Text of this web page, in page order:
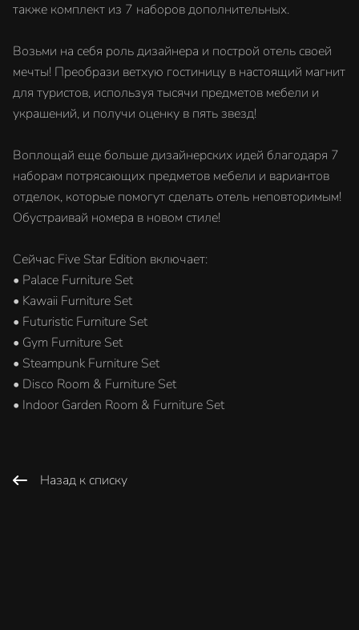
также комплект из 7 наборов дополнительных.
Возьми на себя роль дизайнера и построй отель своей
мечты! Преобрази ветхую гостиницу в настоящий магнит
для туристов, используя тысячи предметов мебели и
украшений, и получи оценку в пять звезд!
Воплощай еще больше дизайнерских идей благодаря 7
наборам потрясающих предметов мебели и вариантов
отделок, которые помогут сделать отель неповторимым!
Обустраивай номера в новом стиле!
Сейчас Five Star Edition включает:
• Palace Furniture Set
• Kawaii Furniture Set
• Futuristic Furniture Set
• Gym Furniture Set
• Steampunk Furniture Set
• Disco Room & Furniture Set
• Indoor Garden Room & Furniture Set
Назад к списку